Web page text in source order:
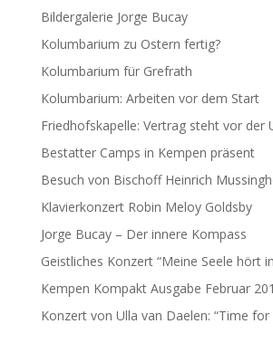
Bildergalerie Jorge Bucay
Kolumbarium zu Ostern fertig?
Kolumbarium für Grefrath
Kolumbarium: Arbeiten vor dem Start
Friedhofskapelle: Vertrag steht vor der
Bestatter Camps in Kempen präsent
Besuch von Bischoff Heinrich
Klavierkonzert Robin Meloy Goldsby
Jorge Bucay – Der innere Kompass
Geistliches Konzert “Meine Seele hört
Kempen Kompakt Ausgabe Februar
Konzert von Ulla van Daelen: “Time for